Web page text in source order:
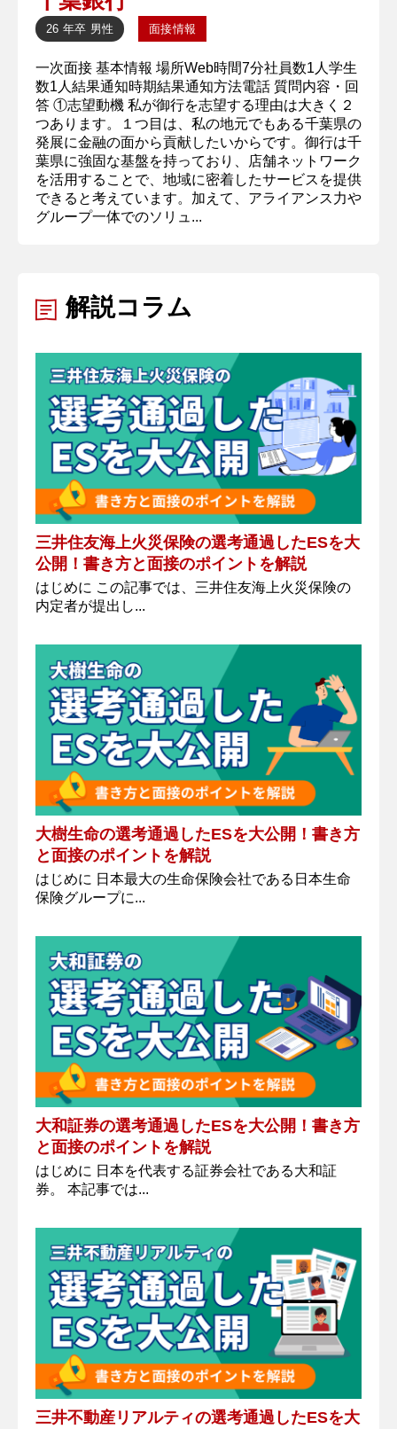
26 年卒 男性 面接情報
一次面接 基本情報 場所Web時間7分社員数1人学生
数1人結果通知時期結果通知方法電話 質問内容・回
答 ①志望動機 私が御行を志望する理由は大きく２
つあります。１つ目は、私の地元でもある千葉県の
発展に金融の面から貢献したいからです。御行は千
葉県に強固な基盤を持っており、店舗ネットワーク
を活用することで、地域に密着したサービスを提供
できると考えています。加えて、アライアンス力や
グループ一体でのソリュ...
解説コラム
三井住友海上火災保険の選考通過したESを大
公開！書き方と面接のポイントを解説
はじめに この記事では、三井住友海上火災保険の
内定者が提出し...
大樹生命の選考通過したESを大公開！書き方
と面接のポイントを解説
はじめに 日本最大の生命保険会社である日本生命
保険グループに...
大和証券の選考通過したESを大公開！書き方
と面接のポイントを解説
はじめに 日本を代表する証券会社である大和証
券。 本記事では...
三井不動産リアルティの選考通過したESを大